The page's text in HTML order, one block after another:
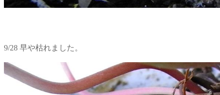
9/28 早や枯れました。